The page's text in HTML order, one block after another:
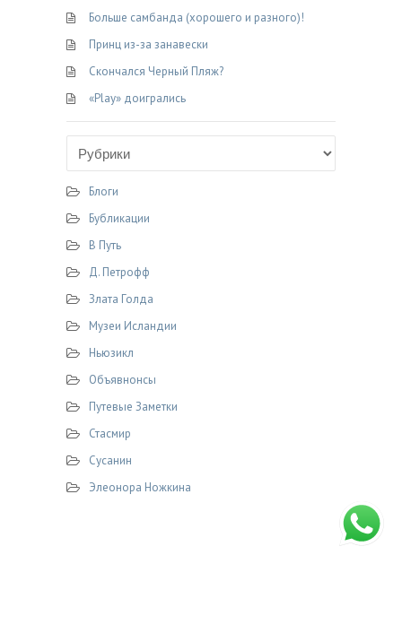
Больше самбанда (хорошего и разного)!
Принц из-за занавески
Скончался Черный Пляж?
«Play» доигрались
Блоги
Бубликации
В Путь
Д. Петрофф
Злата Голда
Музеи Исландии
Ньюзикл
Объявнонсы
Путевые Заметки
Стасмир
Сусанин
Элеонора Ножкина